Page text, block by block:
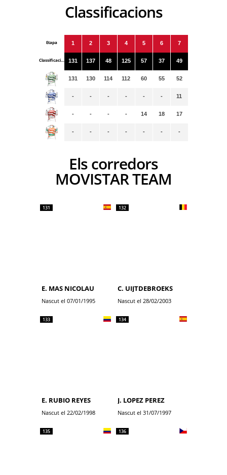
Classificacions
Etapa
Classificacions
1
131
131
-
-
-
2
137
130
-
-
-
3
48
114
-
-
-
4
125
112
-
-
-
5
57
60
-
14
-
6
37
55
-
18
-
7
49
52
11
17
-
Els corredors
MOVISTAR TEAM
131
E. MAS NICOLAU
Nascut el 07/01/1995
132
C. UIJTDEBROEKS
Nascut el 28/02/2003
133
E. RUBIO REYES
Nascut el 22/02/1998
134
J. LOPEZ PEREZ
Nascut el 31/07/1997
135 136